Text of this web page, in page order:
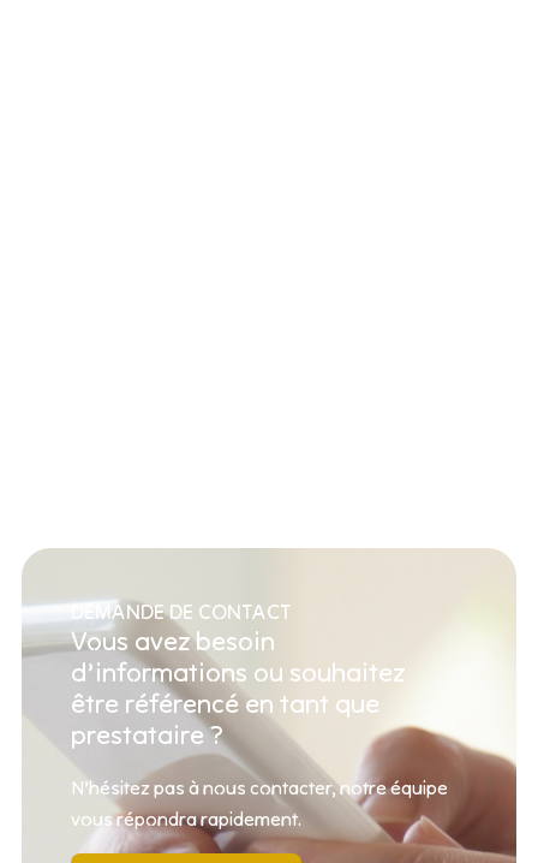
DEMANDE DE CONTACT
Vous avez besoin
d’informations ou souhaitez
être référencé en tant que
prestataire ?
N’hésitez pas à nous contacter, notre équipe
vous répondra rapidement.